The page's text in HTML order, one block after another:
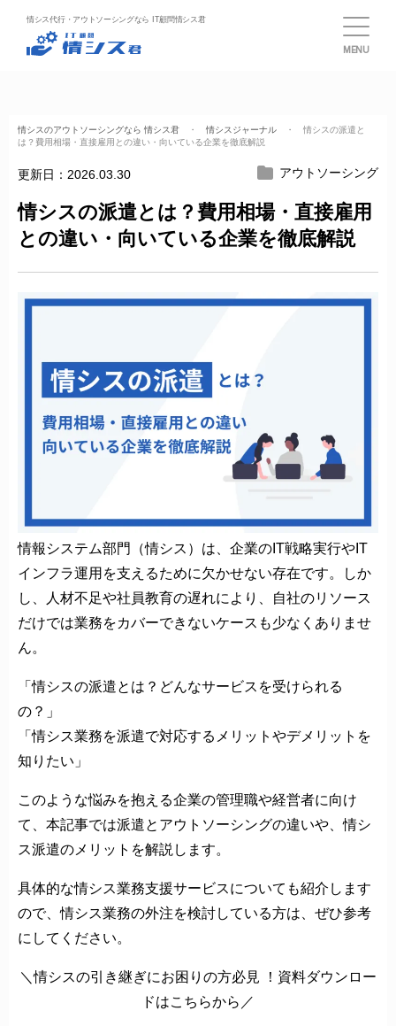
情シス代行・アウトソーシングなら IT顧問情シス君
MENU
情シスのアウトソーシングなら 情シス君 ・ 情シスジャーナル ・ 情シスの派遣と
は？費用相場・直接雇用との違い・向いている企業を徹底解説
更新日： 2026.03.30 アウトソーシング
情シスの派遣とは？費用相場・直接雇用
との違い・向いている企業を徹底解説
情報システム部門（情シス）は、企業のIT戦略実行やIT
インフラ運用を支えるために欠かせない存在です。しか
し、人材不足や社員教育の遅れにより、自社のリソース
だけでは業務をカバーできないケースも少なくありませ
ん。
「情シスの派遣とは？どんなサービスを受けられる
の？」
「情シス業務を派遣で対応するメリットやデメリットを
知りたい」
このような悩みを抱える企業の管理職や経営者に向け
て、本記事では派遣とアウトソーシングの違いや、情シ
ス派遣のメリットを解説します。
具体的な情シス業務支援サービスについても紹介します
ので、情シス業務の外注を検討している方は、ぜひ参考
にしてください。
＼情シスの引き継ぎにお困りの方必見 ！資料ダウンロー
ドはこちらから／